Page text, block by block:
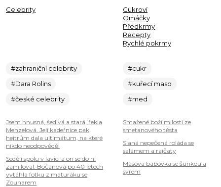
Celebrity
#zahraniční celebrity
#Dara Rolins
#české celebrity
Jsem hnusná, šedivá a stará, řekla
Menzelová. Její kadeřnice pak
hejtrům dala ultimátum, na které
nikdo neodpověděl
Seděli spolu v lavici a on se do ní
zamiloval. Bočanová po 40 letech
vytáhla fotku z maturáku se
Zounarem
Cukroví
Omáčky
Předkrmy
Recepty
Rychlé pokrmy
#cukr
#kuřecí maso
#med
Smažené boží milosti ze
smetanového těsta
Slaná nepečená roláda se
salámem a rajčaty
Masová bábovka se šunkou a
sýrem